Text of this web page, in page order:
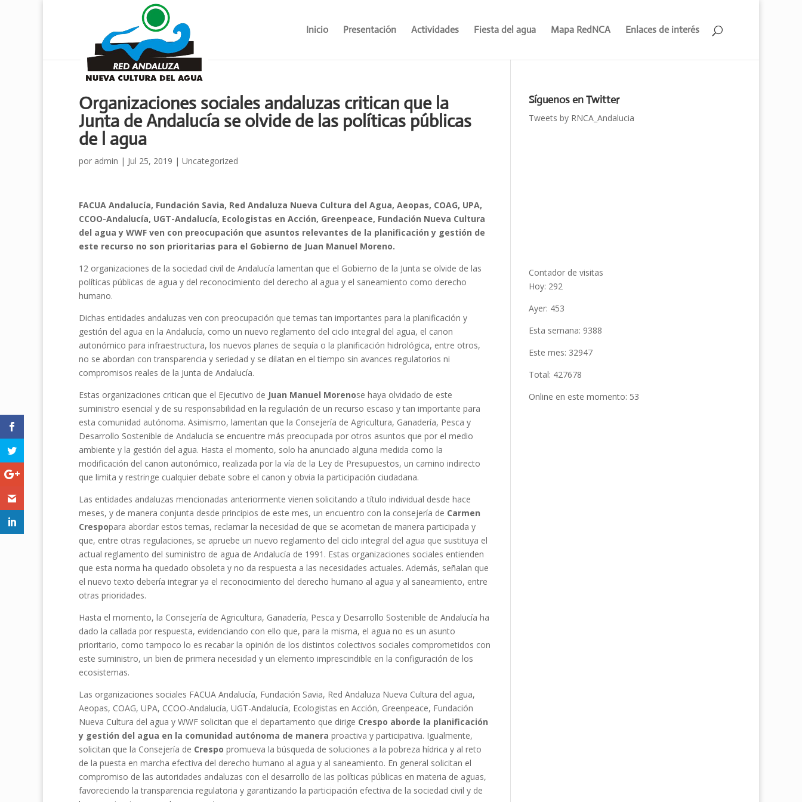
Inicio Presentación Actividades Fiesta del agua Mapa RedNCA Enlaces de interés
Organizaciones sociales andaluzas critican que la
Junta de Andalucía se olvide de las políticas públicas
de l agua
por admin | Jul 25, 2019 | Uncategorized
FACUA Andalucía, Fundación Savia, Red Andaluza Nueva Cultura del Agua, Aeopas, COAG, UPA,
CCOO-Andalucía, UGT-Andalucía, Ecologistas en Acción, Greenpeace, Fundación Nueva Cultura
del agua y WWF ven con preocupación que asuntos relevantes de la planificación y gestión de
este recurso no son prioritarias para el Gobierno de Juan Manuel Moreno.
12 organizaciones de la sociedad civil de Andalucía lamentan que el Gobierno de la Junta se olvide de las
políticas públicas de agua y del reconocimiento del derecho al agua y el saneamiento como derecho
humano.
Dichas entidades andaluzas ven con preocupación que temas tan importantes para la planificación y
gestión del agua en la Andalucía, como un nuevo reglamento del ciclo integral del agua, el canon
autonómico para infraestructura, los nuevos planes de sequía o la planificación hidrológica, entre otros,
no se abordan con transparencia y seriedad y se dilatan en el tiempo sin avances regulatorios ni
compromisos reales de la Junta de Andalucía.
Estas organizaciones critican que el Ejecutivo de Juan Manuel Morenose haya olvidado de este
suministro esencial y de su responsabilidad en la regulación de un recurso escaso y tan importante para
esta comunidad autónoma. Asimismo, lamentan que la Consejería de Agricultura, Ganadería, Pesca y
Desarrollo Sostenible de Andalucía se encuentre más preocupada por otros asuntos que por el medio
ambiente y la gestión del agua. Hasta el momento, solo ha anunciado alguna medida como la
modificación del canon autonómico, realizada por la vía de la Ley de Presupuestos, un camino indirecto
que limita y restringe cualquier debate sobre el canon y obvia la participación ciudadana.
Las entidades andaluzas mencionadas anteriormente vienen solicitando a título individual desde hace
meses, y de manera conjunta desde principios de este mes, un encuentro con la consejería de Carmen
Crespopara abordar estos temas, reclamar la necesidad de que se acometan de manera participada y
que, entre otras regulaciones, se apruebe un nuevo reglamento del ciclo integral del agua que sustituya el
actual reglamento del suministro de agua de Andalucía de 1991. Estas organizaciones sociales entienden
que esta norma ha quedado obsoleta y no da respuesta a las necesidades actuales. Además, señalan que
el nuevo texto debería integrar ya el reconocimiento del derecho humano al agua y al saneamiento, entre
otras prioridades.
Hasta el momento, la Consejería de Agricultura, Ganadería, Pesca y Desarrollo Sostenible de Andalucía ha
dado la callada por respuesta, evidenciando con ello que, para la misma, el agua no es un asunto
prioritario, como tampoco lo es recabar la opinión de los distintos colectivos sociales comprometidos con
este suministro, un bien de primera necesidad y un elemento imprescindible en la configuración de los
ecosistemas.
Las organizaciones sociales FACUA Andalucía, Fundación Savia, Red Andaluza Nueva Cultura del agua,
Aeopas, COAG, UPA, CCOO-Andalucía, UGT-Andalucía, Ecologistas en Acción, Greenpeace, Fundación
Nueva Cultura del agua y WWF solicitan que el departamento que dirige Crespo aborde la planificación
y gestión del agua en la comunidad autónoma de manera proactiva y participativa. Igualmente,
solicitan que la Consejería de Crespo promueva la búsqueda de soluciones a la pobreza hídrica y al reto
de la puesta en marcha efectiva del derecho humano al agua y al saneamiento. En general solicitan el
compromiso de las autoridades andaluzas con el desarrollo de las políticas públicas en materia de aguas,
favoreciendo la transparencia regulatoria y garantizando la participación efectiva de la sociedad civil y de
Síguenos en Twitter
Tweets by RNCA_Andalucia
Contador de visitas
Hoy: 292
Ayer: 453
Esta semana: 9388
Este mes: 32947
Total: 427678
Online en este momento: 53